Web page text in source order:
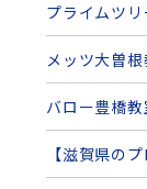
プライムツ
メッツ大曽
バロー豊橋
【滋賀県の